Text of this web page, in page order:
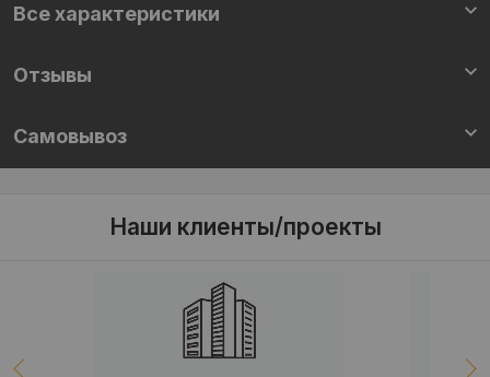
Все характеристики
Отзывы
Самовывоз
Наши клиенты/проекты